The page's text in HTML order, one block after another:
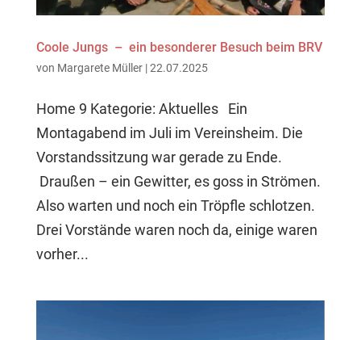
Coole Jungs – ein besonderer Besuch beim BRV
von Margarete Müller|22.07.2025
Home 9 Kategorie: Aktuelles Ein
Montagabend im Juli im Vereinsheim. Die
Vorstandssitzung war gerade zu Ende.
Draußen – ein Gewitter, es goss in Strömen.
Also warten und noch ein Tröpfle schlotzen.
Drei Vorstände waren noch da, einige waren
vorher...